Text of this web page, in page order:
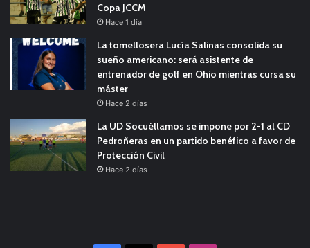
Copa JCCM
Hace 1 día
La tomellosera Lucía Salinas consolida su
sueño americano: será asistente de
entrenador de golf en Ohio mientras cursa su
máster
Hace 2 días
La UD Socuéllamos se impone por 2-1 al CD
Pedroñeras en un partido benéfico a favor de
Protección Civil
Hace 2 días